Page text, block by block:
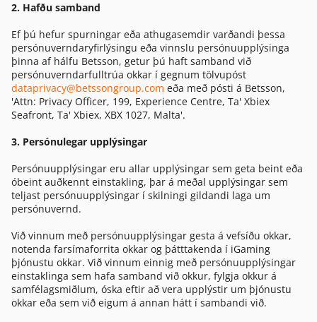
2. Hafðu samband
Ef þú hefur spurningar eða athugasemdir varðandi þessa
persónuverndaryfirlýsingu eða vinnslu persónuupplýsinga
þinna af hálfu Betsson, getur þú haft samband við
persónuverndarfulltrúa okkar í gegnum tölvupóst
dataprivacy@betssongroup.com eða með pósti á Betsson,
'Attn: Privacy Officer, 199, Experience Centre, Ta' Xbiex
Seafront, Ta' Xbiex, XBX 1027, Malta'.
3. Persónulegar upplýsingar
Persónuupplýsingar eru allar upplýsingar sem geta beint eða
óbeint auðkennt einstakling, þar á meðal upplýsingar sem
teljast persónuupplýsingar í skilningi gildandi laga um
persónuvernd.
Við vinnum með persónuupplýsingar gesta á vefsíðu okkar,
notenda farsímaforrita okkar og þátttakenda í iGaming
þjónustu okkar. Við vinnum einnig með persónuupplýsingar
einstaklinga sem hafa samband við okkur, fylgja okkur á
samfélagsmiðlum, óska eftir að vera upplýstir um þjónustu
okkar eða sem við eigum á annan hátt í sambandi við.